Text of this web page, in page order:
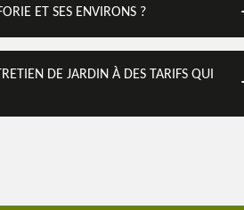
ET SES ENVIRONS ?
DE JARDIN À DES TARIFS QUI